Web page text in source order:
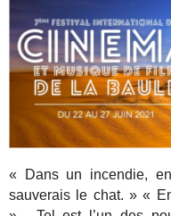
« Dans un incendie,
sauverais le chat. »«